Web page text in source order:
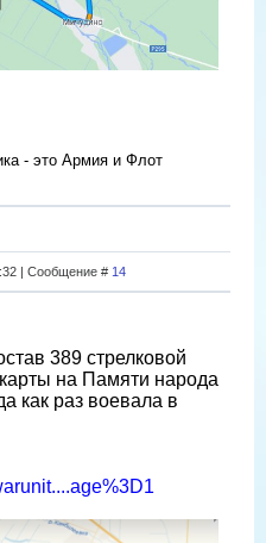
- это Армия и Флот
| Сообщение # 14
389 стрелковой
на Памяти народа
как раз воевала в